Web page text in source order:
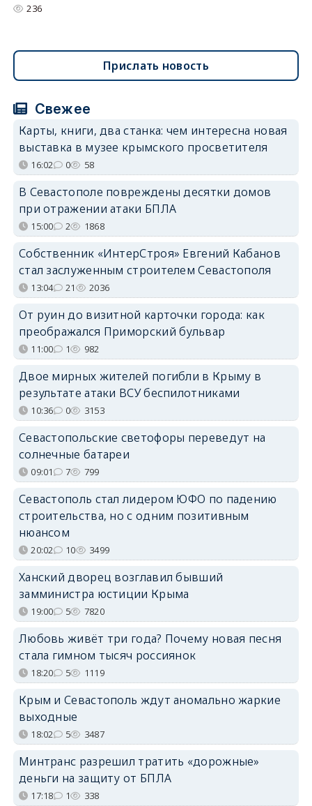
236
Прислать новость
Свежее
Карты, книги, два станка: чем интересна новая
выставка в музее крымского просветителя
16:02 0 58
В Севастополе повреждены десятки домов
при отражении атаки БПЛА
15:00 2 1868
Собственник «ИнтерСтроя» Евгений Кабанов
стал заслуженным строителем Севастополя
13:04 21 2036
От руин до визитной карточки города: как
преображался Приморский бульвар
11:00 1 982
Двое мирных жителей погибли в Крыму в
результате атаки ВСУ беспилотниками
10:36 0 3153
Севастопольские светофоры переведут на
солнечные батареи
09:01 7 799
Севастополь стал лидером ЮФО по падению
строительства, но с одним позитивным
нюансом
20:02 10 3499
Ханский дворец возглавил бывший
замминистра юстиции Крыма
19:00 5 7820
Любовь живёт три года? Почему новая песня
стала гимном тысяч россиянок
18:20 5 1119
Крым и Севастополь ждут аномально жаркие
выходные
18:02 5 3487
Минтранс разрешил тратить «дорожные»
деньги на защиту от БПЛА
17:18 1 338